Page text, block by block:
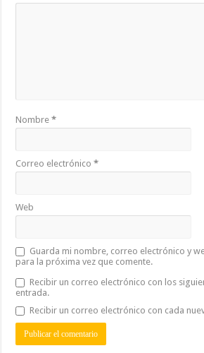
Nombre*
Correo electrónico*
Web
Guarda mi nombre, correo electrónico y
para la próxima vez que comente.
Recibir un correo electrónico con los
entrada.
Recibir un correo electrónico con cada